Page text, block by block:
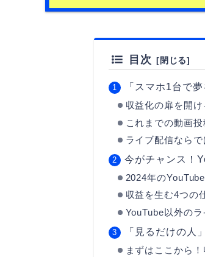
目次
「スマホ1台で
収益化の扉を開
これまでの動画
ライブ配信ならで
今がチャンス！
2024年の
収益を生む4つの
YouTube以外の
「見るだけの人
まずはここから